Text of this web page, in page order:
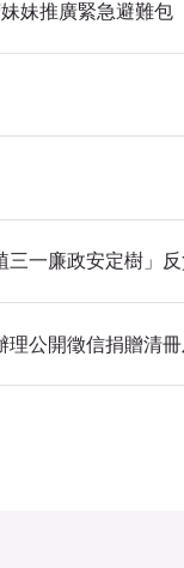
妹推廣緊急避難包